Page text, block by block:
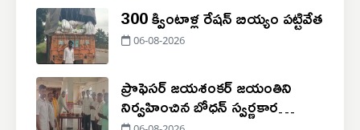
300 క్వింటాళ్ల రేషన్ బియ్యం పట్టివేత
06-08-2026
ప్రొఫెసర్ జయశంకర్ జయంతిని
నిర్వహించిన బోధన్ స్వర్ణకార